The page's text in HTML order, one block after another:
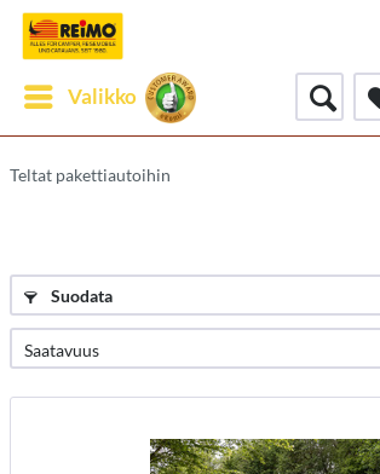
Valikko
Teltat pakettiautoihin
Suodata